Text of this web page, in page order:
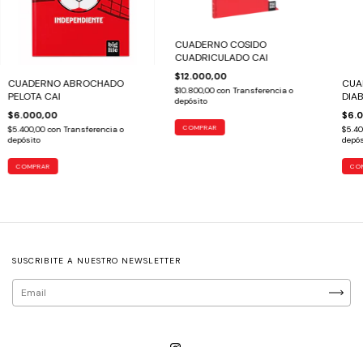
CUADERNO ABROCHADO
PELOTA CAI
$6.000,00
$5.400,00con Transferencia o
depósito
COMPRAR
CUADERNO COSIDO
CUADRICULADO CAI
$12.000,00
$10.800,00con Transferencia o
depósito
SUSCRIBITE A NUESTRO NEWSLETTER